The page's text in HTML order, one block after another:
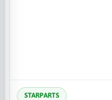
STARPARTS